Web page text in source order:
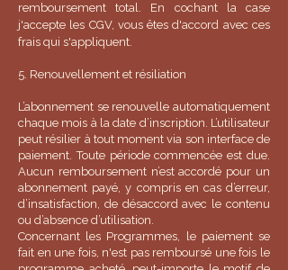
remboursement total. En cochant la case
j'accepte les CGV, vous êtes d'accord avec ces
frais qui s'appliquent.
5. Renouvellement et résiliation
L’abonnement se renouvelle automatiquement
chaque mois à la date d’inscription. L’utilisateur
peut résilier à tout moment via son interface de
paiement. Toute période commencée est due.
Aucun remboursement n’est accordé pour un
abonnement payé, y compris en cas d’erreur,
d’insatisfaction, de désaccord avec le contenu
ou d’absence d’utilisation.
Concernant les Programmes, le paiement se
fait en une fois, n'est pas remboursé une fois le